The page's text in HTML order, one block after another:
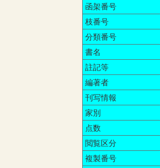
函架番号
枝番号
分類番号
書名
註記等
編著者
刊写情報
家別
点数
閲覧区分
複製番号